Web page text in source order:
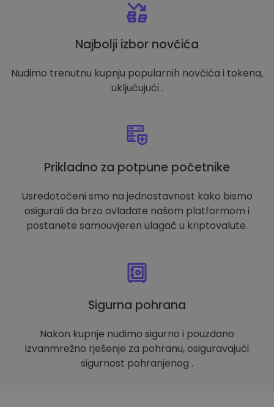
Najbolji izbor novčića
Nudimo trenutnu kupnju popularnih novčića i tokena,
uključujući .
Prikladno za potpune početnike
Usredotočeni smo na jednostavnost kako bismo
osigurali da brzo ovladate našom platformom i
postanete samouvjeren ulagač u kriptovalute.
Sigurna pohrana
Nakon kupnje nudimo sigurno i pouzdano
izvanmrežno rješenje za pohranu, osiguravajući
sigurnost pohranjenog .